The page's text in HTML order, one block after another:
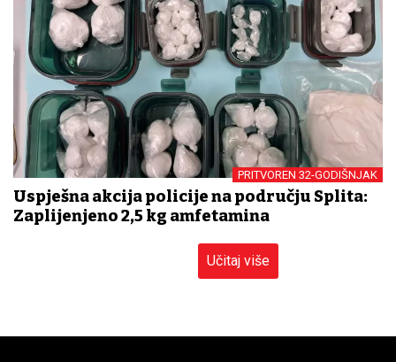
PRITVOREN 32-GODIŠNJAK
Uspješna akcija policije na području Splita:
Zaplijenjeno 2,5 kg amfetamina
Učitaj više